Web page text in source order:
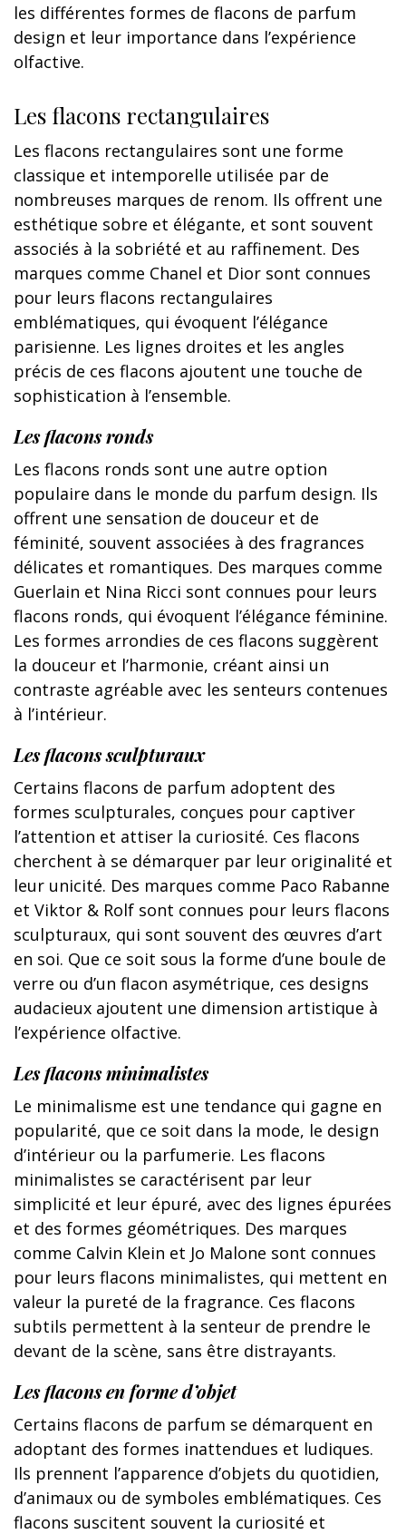
les différentes formes de flacons de parfum
design et leur importance dans l’expérience
olfactive.
Les flacons rectangulaires
Les flacons rectangulaires sont une forme
classique et intemporelle utilisée par de
nombreuses marques de renom. Ils offrent une
esthétique sobre et élégante, et sont souvent
associés à la sobriété et au raffinement. Des
marques comme Chanel et Dior sont connues
pour leurs flacons rectangulaires
emblématiques, qui évoquent l’élégance
parisienne. Les lignes droites et les angles
précis de ces flacons ajoutent une touche de
sophistication à l’ensemble.
Les flacons ronds
Les flacons ronds sont une autre option
populaire dans le monde du parfum design. Ils
offrent une sensation de douceur et de
féminité, souvent associées à des fragrances
délicates et romantiques. Des marques comme
Guerlain et Nina Ricci sont connues pour leurs
flacons ronds, qui évoquent l’élégance féminine.
Les formes arrondies de ces flacons suggèrent
la douceur et l’harmonie, créant ainsi un
contraste agréable avec les senteurs contenues
à l’intérieur.
Les flacons sculpturaux
Certains flacons de parfum adoptent des
formes sculpturales, conçues pour captiver
l’attention et attiser la curiosité. Ces flacons
cherchent à se démarquer par leur originalité et
leur unicité. Des marques comme Paco Rabanne
et Viktor & Rolf sont connues pour leurs flacons
sculpturaux, qui sont souvent des œuvres d’art
en soi. Que ce soit sous la forme d’une boule de
verre ou d’un flacon asymétrique, ces designs
audacieux ajoutent une dimension artistique à
l’expérience olfactive.
Les flacons minimalistes
Le minimalisme est une tendance qui gagne en
popularité, que ce soit dans la mode, le design
d’intérieur ou la parfumerie. Les flacons
minimalistes se caractérisent par leur
simplicité et leur épuré, avec des lignes épurées
et des formes géométriques. Des marques
comme Calvin Klein et Jo Malone sont connues
pour leurs flacons minimalistes, qui mettent en
valeur la pureté de la fragrance. Ces flacons
subtils permettent à la senteur de prendre le
devant de la scène, sans être distrayants.
Les flacons en forme d’objet
Certains flacons de parfum se démarquent en
adoptant des formes inattendues et ludiques.
Ils prennent l’apparence d’objets du quotidien,
d’animaux ou de symboles emblématiques. Ces
flacons suscitent souvent la curiosité et